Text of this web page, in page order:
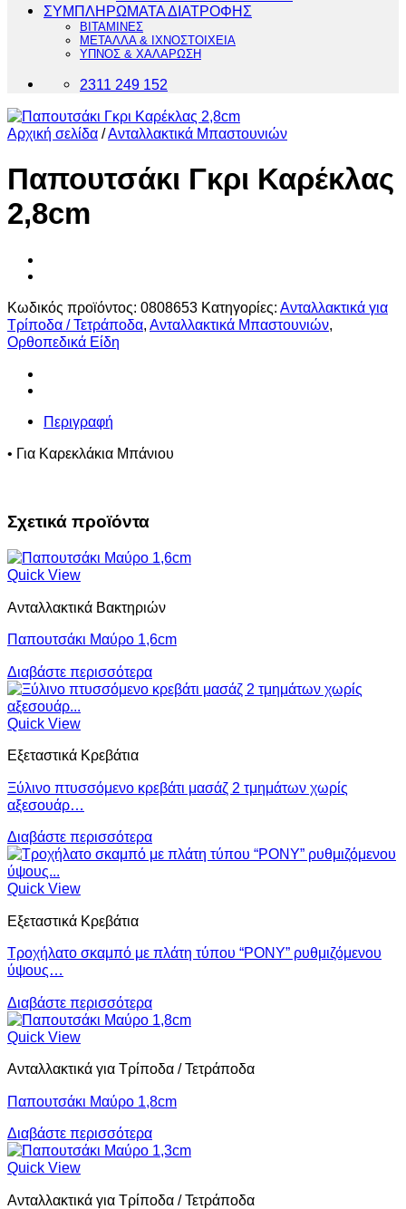
ΣΥΜΠΛΗΡΩΜΑΤΑ ΔΙΑΤΡΟΦΗΣ
ΒΙΤΑΜΙΝΕΣ
ΜΕΤΑΛΛΑ & ΙΧΝΟΣΤΟΙΧΕΙΑ
ΥΠΝΟΣ & ΧΑΛΑΡΩΣΗ
2311 249 152
Αρχική σελίδα /Ανταλλακτικά Μπαστουνιών
Παπουτσάκι Γκρι Καρέκλας
2,8cm
Κωδικός προϊόντος: 0808653 Κατηγορίες: Ανταλλακτικά για
Τρίποδα / Τετράποδα, Ανταλλακτικά Μπαστουνιών,
Ορθοπεδικά Είδη
Περιγραφή
• Για Καρεκλάκια Μπάνιου
Σχετικά προϊόντα
Quick View
Ανταλλακτικά Βακτηριών
Παπουτσάκι Μαύρο 1,6cm
Διαβάστε περισσότερα
Quick View
Εξεταστικά Κρεβάτια
Ξύλινο πτυσσόμενο κρεβάτι μασάζ 2 τμημάτων χωρίς
αξεσουάρ…
Διαβάστε περισσότερα
Quick View
Εξεταστικά Κρεβάτια
Τροχήλατο σκαμπό με πλάτη τύπου “PONY” ρυθμιζόμενου
ύψους…
Διαβάστε περισσότερα
Quick View
Ανταλλακτικά για Τρίποδα / Τετράποδα
Παπουτσάκι Μαύρο 1,8cm
Διαβάστε περισσότερα
Quick View
Ανταλλακτικά για Τρίποδα / Τετράποδα